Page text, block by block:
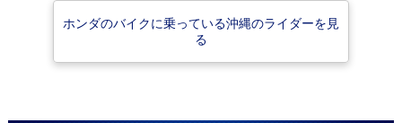
2004年 Dio・新登
1990年 Dio 新春S
pecial Edition・特
別・限定仕様
1990年 Dio・マイ
ナーチェンジ
ホンダのバイクに乗っている沖縄のライダーを見
る